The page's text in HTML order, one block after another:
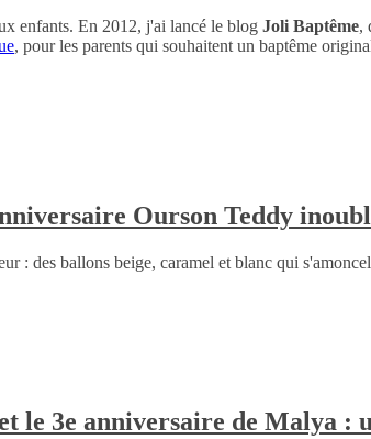
enfants. En 2012, j'ai lancé le blog Joli Baptême,
, pour les parents qui souhaitent un baptême
Ourson Teddy
: des ballons beige, caramel et blanc qui
le 3e anniversaire de Malya :